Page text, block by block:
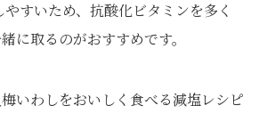
すいため、抗酸化ビタミンを多く
に取るのがおすすめです。
いわしをおいしく食べる減塩レシピ